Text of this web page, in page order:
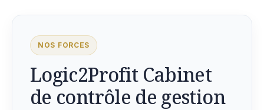
NOS FORCES
Logic2Profit Cabinet
de contrôle de gestion